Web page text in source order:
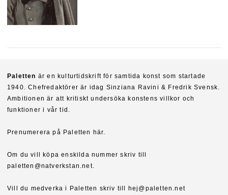
Paletten är en kulturtidskrift för samtida konst som startade
1940. Chefredaktörer är idag Sinziana Ravini & Fredrik Svensk.
Ambitionen är att kritiskt undersöka konstens villkor och
funktioner i vår tid.
Prenumerera på Paletten här.
Om du vill köpa enskilda nummer skriv till
paletten@natverkstan.net.
Vill du medverka i Paletten skriv till hej@paletten.net